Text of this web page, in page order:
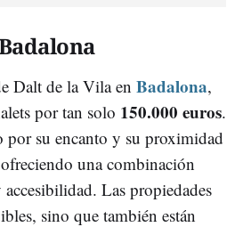
Dalt de la Vila en Badalona,
por tan solo 150.000 euros.
por su encanto y su proximidad
una combinación
Las propiedades
sino que también están